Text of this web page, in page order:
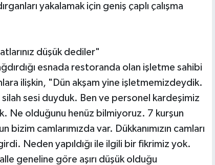
yakalamak için geniş çaplı çalışma
düşük dediler"
esnada restoranda olan işletme sahibi
ilişkin, "Dün akşam yine işletmemizdeydik.
silah sesi duyduk. Ben ve personel kardeşimiz
Ne olduğunu henüz bilmiyoruz. 7 kurşun
bizim camlarımızda var. Dükkanımızın camları
Neden yapıldığı ile ilgili bir fikrimiz yok.
geneline göre aşırı düşük olduğu